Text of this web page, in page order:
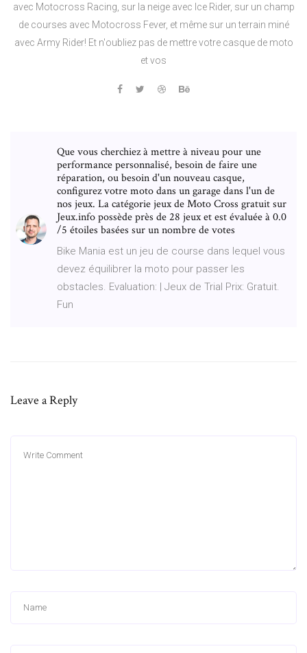
avec Motocross Racing, sur la neige avec Ice Rider, sur un champ
de courses avec Motocross Fever, et même sur un terrain miné
avec Army Rider! Et n'oubliez pas de mettre votre casque de moto
et vos
Que vous cherchiez à mettre à niveau pour une
performance personnalisé, besoin de faire une
réparation, ou besoin d'un nouveau casque,
configurez votre moto dans un garage dans l'un de
nos jeux. La catégorie jeux de Moto Cross gratuit sur
Jeux.info possède près de 28 jeux et est évaluée à 0.0
/5 étoiles basées sur un nombre de votes
Bike Mania est un jeu de course dans lequel vous
devez équilibrer la moto pour passer les
obstacles. Evaluation: | Jeux de Trial Prix: Gratuit.
Fun
Leave a Reply